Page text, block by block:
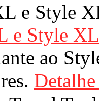
e Style
ao